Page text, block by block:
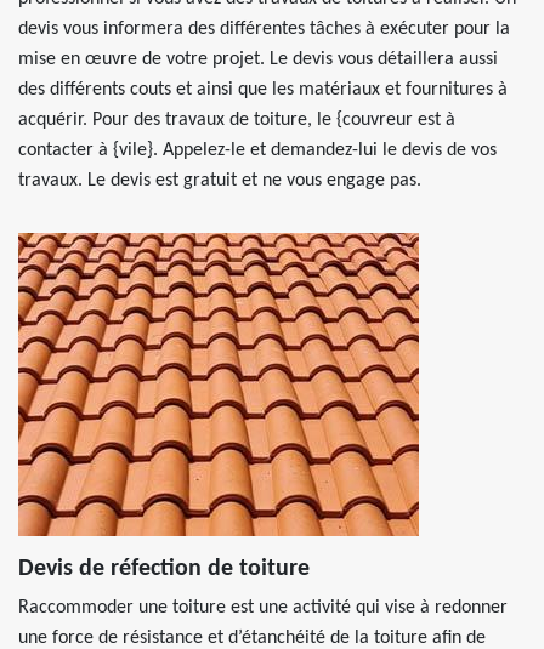
devis vous informera des différentes tâches à exécuter pour la
mise en œuvre de votre projet. Le devis vous détaillera aussi
des différents couts et ainsi que les matériaux et fournitures à
acquérir. Pour des travaux de toiture, le {couvreur est à
contacter à {vile}. Appelez-le et demandez-lui le devis de vos
travaux. Le devis est gratuit et ne vous engage pas.
Devis de réfection de toiture
Raccommoder une toiture est une activité qui vise à redonner
une force de résistance et d’étanchéité de la toiture afin de